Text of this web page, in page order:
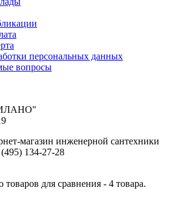
персональных данных
вопросы
магазин инженерной сантехники
134-27-28
для сравнения - 4 товара.